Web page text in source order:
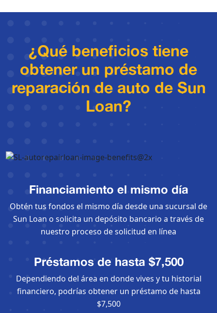
¿Qué beneficios tiene
obtener un préstamo de
reparación de auto de Sun
Loan?
Financiamiento el mismo día
Obtén tus fondos el mismo día desde una sucursal de
Sun Loan o solicita un depósito bancario a través de
nuestro proceso de solicitud en línea
Préstamos de hasta $7,500
Dependiendo del área en donde vives y tu historial
financiero, podrías obtener un préstamo de hasta
$7,500